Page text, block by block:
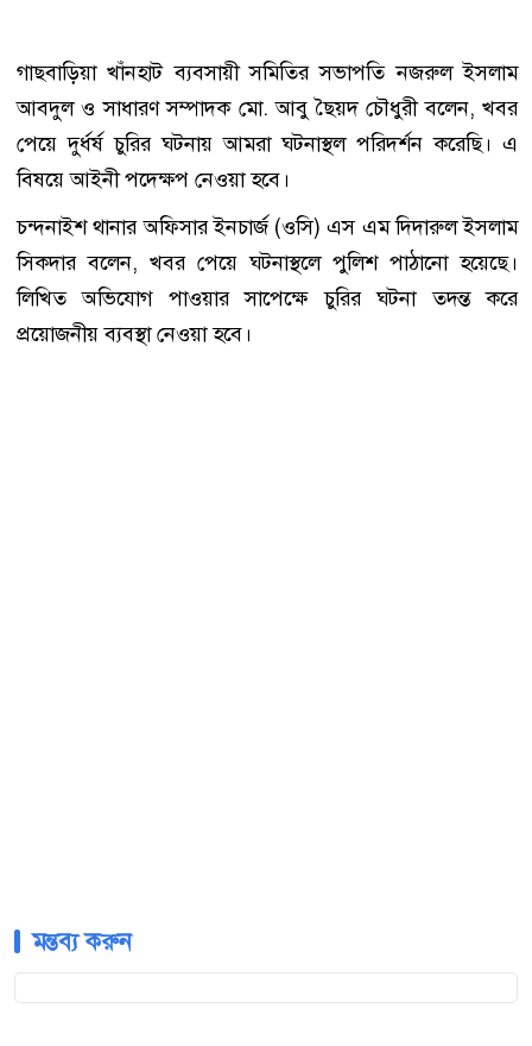
গাছবাড়িয়া খাঁনহাট ব্যবসায়ী সমিতির সভাপতি নজরুল ইসলাম
আবদুল ও সাধারণ সম্পাদক মো. আবু ছৈয়দ চৌধুরী বলেন, খবর
পেয়ে দুর্ধর্ষ চুরির ঘটনায় আমরা ঘটনাস্থল পরিদর্শন করেছি। এ
বিষয়ে আইনী পদেক্ষপ নেওয়া হবে।
চন্দনাইশ থানার অফিসার ইনচার্জ (ওসি) এস এম দিদারুল ইসলাম
সিকদার বলেন, খবর পেয়ে ঘটনাস্থলে পুলিশ পাঠানো হয়েছে।
লিখিত অভিযোগ পাওয়ার সাপেক্ষে চুরির ঘটনা তদন্ত করে
প্রয়োজনীয় ব্যবস্থা নেওয়া হবে।
মন্তব্য করুন